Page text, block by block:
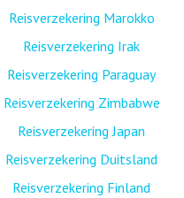
Reisverzekering Marokko
Reisverzekering Irak
Reisverzekering Paraguay
Reisverzekering Zimbabwe
Reisverzekering Japan
Reisverzekering Duitsland
Reisverzekering Finland